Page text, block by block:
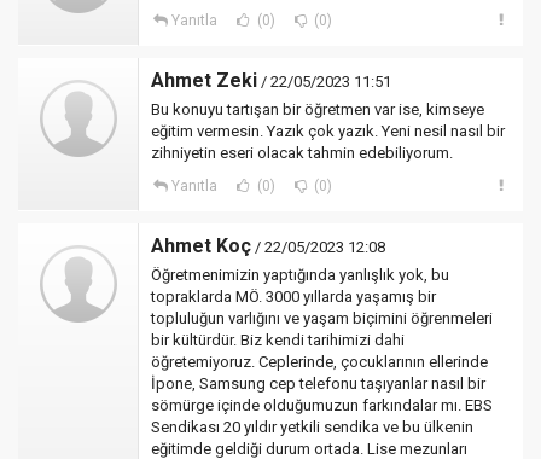
Yanıtla (0) (0)
Ahmet Zeki / 22/05/2023 11:51
Bu konuyu tartışan bir öğretmen var ise, kimseye
eğitim vermesin. Yazık çok yazık. Yeni nesil nasıl bir
zihniyetin eseri olacak tahmin edebiliyorum.
Yanıtla (0) (0)
Ahmet Koç / 22/05/2023 12:08
Öğretmenimizin yaptığında yanlışlık yok, bu
topraklarda MÖ. 3000 yıllarda yaşamış bir
topluluğun varlığını ve yaşam biçimini öğrenmeleri
bir kültürdür. Biz kendi tarihimizi dahi
öğretemiyoruz. Ceplerinde, çocuklarının ellerinde
İpone, Samsung cep telefonu taşıyanlar nasıl bir
sömürge içinde olduğumuzun farkındalar mı. EBS
Sendikası 20 yıldır yetkili sendika ve bu ülkenin
eğitimde geldiği durum ortada. Lise mezunları